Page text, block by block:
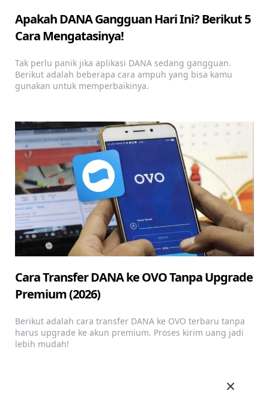
Apakah DANA Gangguan Hari Ini? Berikut 5
Cara Mengatasinya!
Tak perlu panik jika aplikasi DANA sedang gangguan.
Berikut adalah beberapa cara ampuh yang bisa kamu
gunakan untuk memperbaikinya.
Cara Transfer DANA ke OVO Tanpa Upgrade
Premium (2026)
Berikut adalah cara transfer DANA ke OVO terbaru tanpa
harus upgrade ke akun premium. Proses kirim uang jadi
lebih mudah!